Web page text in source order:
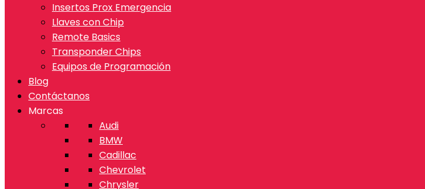
Insertos Prox Emergencia
Llaves con Chip
Remote Basics
Transponder Chips
Equipos de Programación
Blog
Contáctanos
Marcas
Audi
BMW
Cadillac
Chevrolet
Chrysler